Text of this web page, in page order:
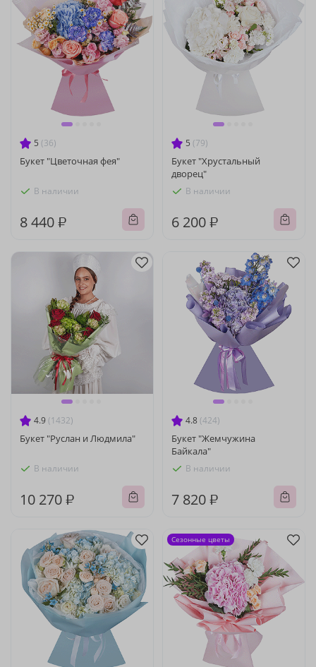
5 (36)
Букет "Цветочная фея"
В наличии
8 440 ₽
5 (79)
Букет "Хрустальный
дворец"
В наличии
6 200 ₽
4.9 (1432)
Букет "Руслан и Людмила"
В наличии
10 270 ₽
4.8 (424)
Букет "Жемчужина
Байкала"
В наличии
7 820 ₽
Сезонные цветы